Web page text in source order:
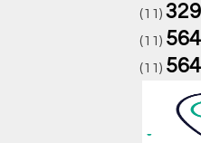
(11)
(11)
(11)